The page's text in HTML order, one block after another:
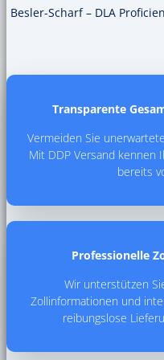
Besler-Scharf – DLA
Transparente
Vermeiden Sie
Mit DDP Versand kennen
bereits
Professionelle
Wir unterstützen
Zollinformationen und
reibungslose